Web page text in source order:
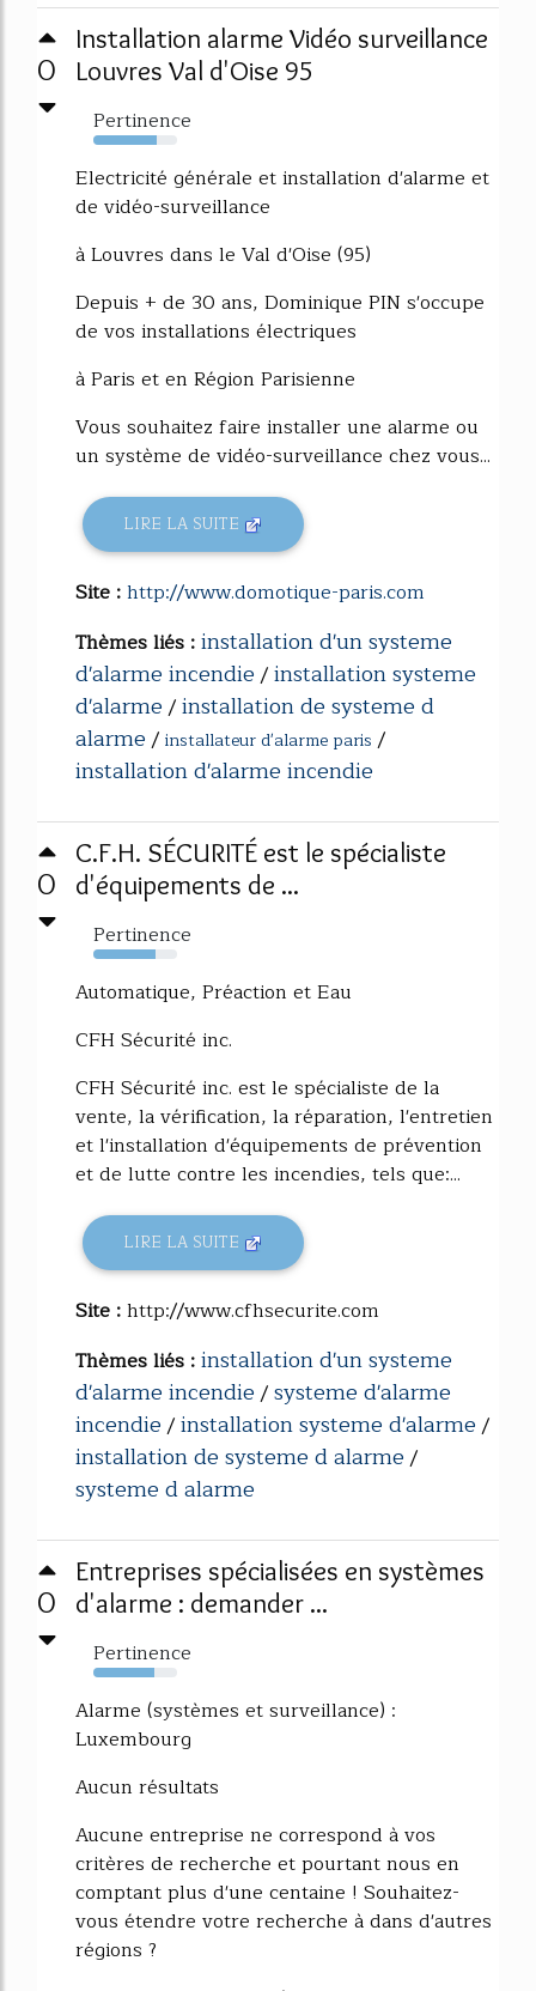
0
Installation alarme Vidéo surveillance
Louvres Val d'Oise 95
Pertinence
75%
Electricité générale et installation d'alarme et
de vidéo-surveillance
à Louvres dans le Val d'Oise (95)
Depuis + de 30 ans, Dominique PIN s'occupe
de vos installations électriques
à Paris et en Région Parisienne
Vous souhaitez faire installer une alarme ou
un système de vidéo-surveillance chez vous...
LIRE LA SUITE
Site :http://www.domotique-paris.com
Thèmes liés :installation d'un systeme
d'alarme incendie/installation systeme
d'alarme/installation de systeme d
alarme/ installateur d'alarme paris /
installation d'alarme incendie
0
C.F.H. SÉCURITÉ est le spécialiste
d'équipements de ...
Pertinence
74%
Automatique, Préaction et Eau
CFH Sécurité inc.
CFH Sécurité inc. est le spécialiste de la
vente, la vérification, la réparation, l'entretien
et l'installation d'équipements de prévention
et de lutte contre les incendies, tels que:...
LIRE LA SUITE
Site :http://www.cfhsecurite.com
Thèmes liés :installation d'un systeme
d'alarme incendie/systeme d'alarme
incendie/installation systeme d'alarme/
installation de systeme d alarme/
systeme d alarme
0
Entreprises spécialisées en systèmes
d'alarme : demander ...
Pertinence
73%
Alarme (systèmes et surveillance) :
Luxembourg
Aucun résultats
Aucune entreprise ne correspond à vos
critères de recherche et pourtant nous en
comptant plus d'une centaine ! Souhaitez-
vous étendre votre recherche à dans d'autres
régions ?